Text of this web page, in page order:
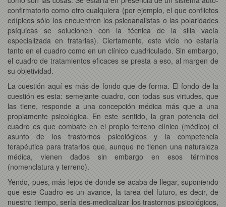
confirmatorio como otro cualquiera (por ejemplo, el que conflictos
edípicos sólo los encuentren los psicoanalistas o las polaridades
psíquicas se solucionen con la técnica de la silla vacía
especializada en tratarlas). Ciertamente, este vicio no estaría
tanto en el cuadro como en un clínico cuadriculado. Sin embargo,
el cuadro de tratamientos eficaces se presta a eso, al margen de
su objetividad.
La cuestión aquí es más de fondo que de forma. El fondo de la
cuestión es esta: semejante cuadro, con todas sus virtudes, que
las tiene, responde a una concepción médica más que a una
propiamente psicológica. En este sentido, la gran potencia del
cuadro es que combate en el propio terreno clínico (médico) el
asunto de los trastornos psicológicos y la competencia
terapéutica para tratarlos que, aunque no tienen una naturaleza
médica, vienen dados sin embargo en esos términos
(nomenclatura y terreno).
Yendo, pues, más lejos de donde se acaba de llegar, suponiendo
que este Cuadro es un avance, la tarea del futuro, es decir, de
nuestro tiempo, sería des-medicalizar los trastornos psicológicos,